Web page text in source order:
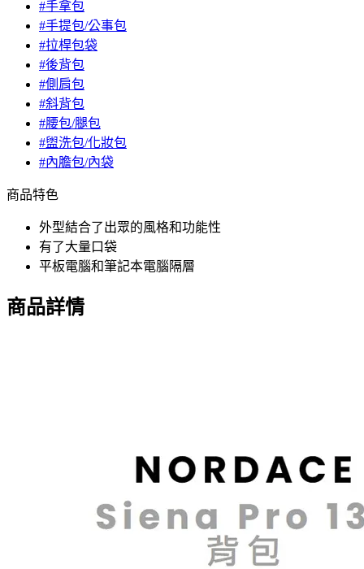
#手拿包
#手提包/公事包
#拉桿包袋
#後背包
#側肩包
#斜背包
#腰包/腿包
#盥洗包/化妝包
#內膽包/內袋
商品特色
外型結合了出眾的風格和功能性
有了大量口袋
平板電腦和筆記本電腦隔層
商品詳情